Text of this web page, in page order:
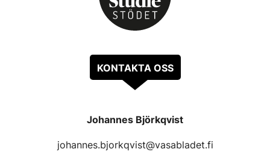
KONTAKTA OSS
Johannes Björkqvist
johannes.bjorkqvist@vasabladet.fi